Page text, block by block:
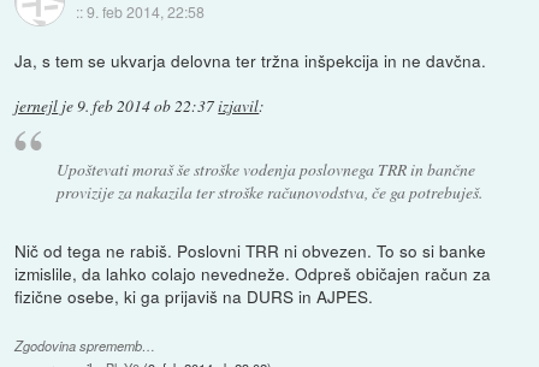
::9. feb 2014, 22:58
Ja, s tem se ukvarja delovna ter tržna inšpekcija in ne davčna.
jernejl je9. feb 2014 ob 22:37izjavil:
Upoštevati moraš še stroške vodenja poslovnega TRR in bančne
provizije za nakazila ter stroške računovodstva, če ga potrebuješ.
Nič od tega ne rabiš. Poslovni TRR ni obvezen. To so si banke
izmislile, da lahko colajo nevedneže. Odpreš običajen račun za
fizične osebe, ki ga prijaviš na DURS in AJPES.
Zgodovina sprememb…